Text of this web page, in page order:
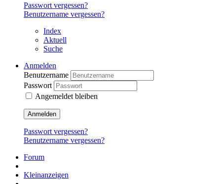
Passwort vergessen?
Benutzername vergessen?
Index
Aktuell
Suche
Anmelden
Benutzername
Passwort
Angemeldet bleiben
Anmelden
Passwort vergessen?
Benutzername vergessen?
Forum
Kleinanzeigen